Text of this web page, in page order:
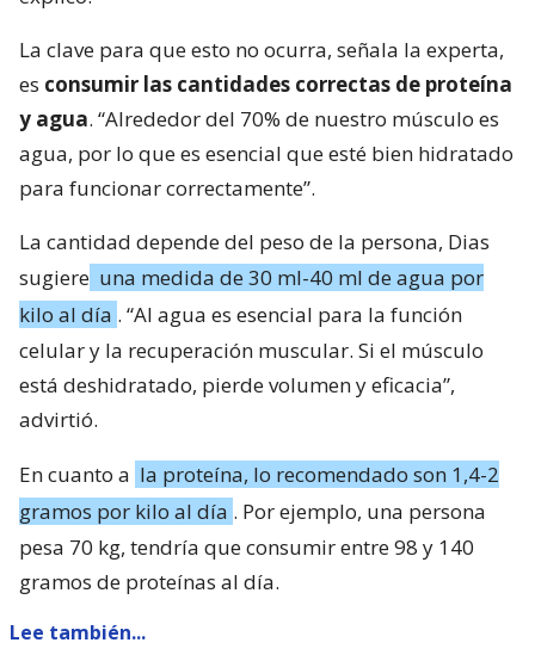
La clave para que esto no ocurra, señala la experta,
es consumir las cantidades correctas de proteína
y agua. “Alrededor del 70% de nuestro músculo es
agua, por lo que es esencial que esté bien hidratado
para funcionar correctamente”.
La cantidad depende del peso de la persona, Dias
sugiere una medida de 30 ml-40 ml de agua por
kilo al día . “Al agua es esencial para la función
celular y la recuperación muscular. Si el músculo
está deshidratado, pierde volumen y eficacia”,
advirtió.
En cuanto a la proteína, lo recomendado son 1,4-2
gramos por kilo al día . Por ejemplo, una persona
pesa 70 kg, tendría que consumir entre 98 y 140
gramos de proteínas al día.
Lee también...